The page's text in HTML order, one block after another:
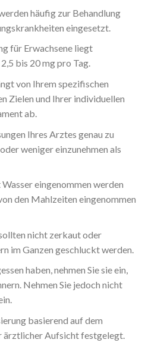
häufig zur Behandlung
eingesetzt.
für Erwachsene liegt
bis 20 mg pro Tag.
von Ihrem spezifischen
Zielen und Ihrer individuellen
ab.
Ihres Arztes genau zu
weniger einzunehmen als
eingenommen werden
den Mahlzeiten eingenommen
nicht zerkaut oder
im Ganzen geschluckt werden.
haben, nehmen Sie sie ein,
Nehmen Sie jedoch nicht
basierend auf dem
ärztlicher Aufsicht festgelegt.